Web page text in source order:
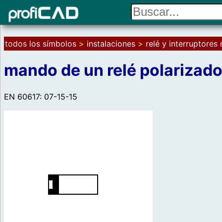
todos los símbolos > instalaciones > relé y interruptores
mando de un relé polarizado
EN 60617: 07-15-15